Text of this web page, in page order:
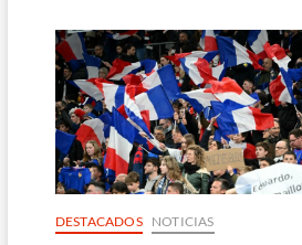
fue
reconocido
como
el
equipo
del
año
en
los
Premios
Laureus
DESTACADOS NOTICIAS